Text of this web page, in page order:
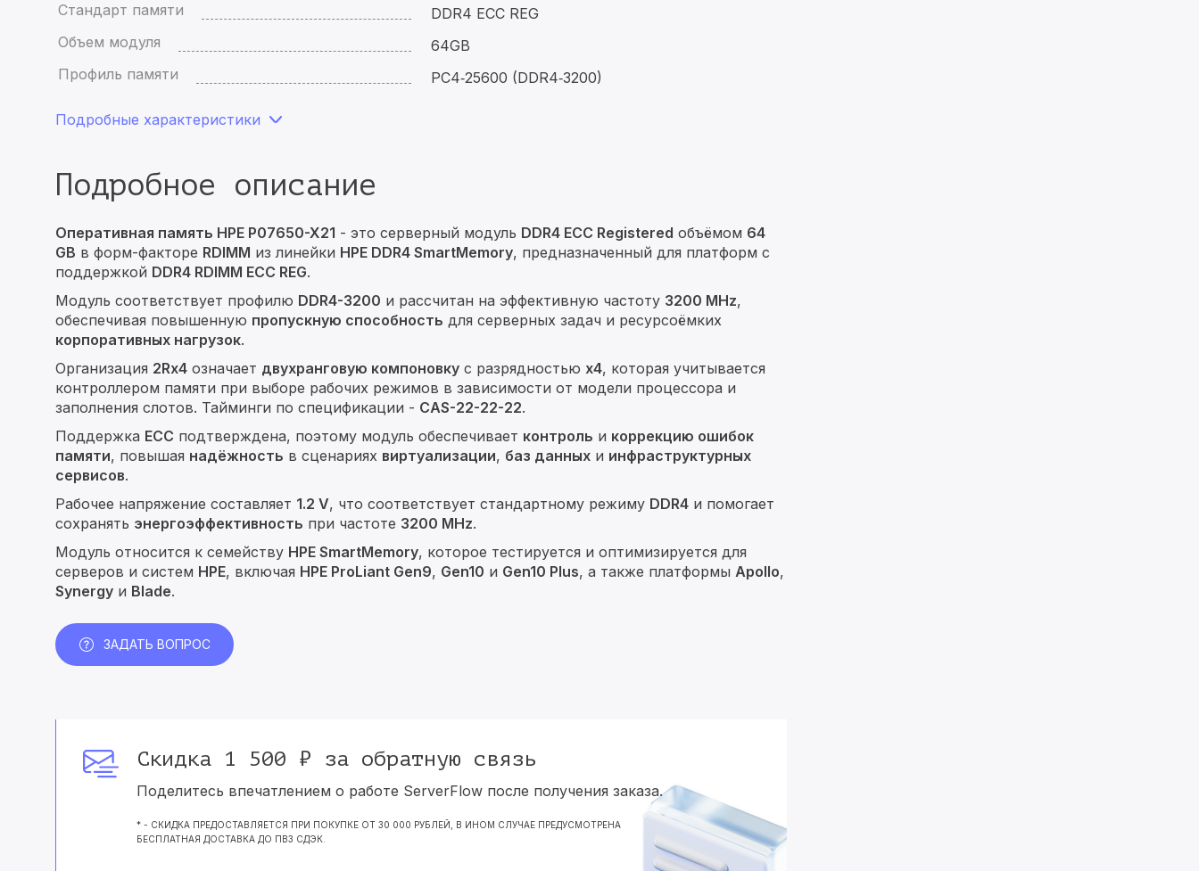
Стандарт памяти
DDR4 ECC REG
Объем модуля
64GB
Профиль памяти
PC4‑25600 (DDR4‑3200)
Подробные характеристики
Подробное описание
Оперативная память HPE P07650-X21 - это серверный модуль DDR4 ECC Registered объёмом 64
GB в форм-факторе RDIMM из линейки HPE DDR4 SmartMemory, предназначенный для платформ с
поддержкой DDR4 RDIMM ECC REG.
Модуль соответствует профилю DDR4-3200 и рассчитан на эффективную частоту 3200 MHz,
обеспечивая повышенную пропускную способность для серверных задач и ресурсоёмких
корпоративных нагрузок.
Организация 2Rx4 означает двухранговую компоновку с разрядностью x4, которая учитывается
контроллером памяти при выборе рабочих режимов в зависимости от модели процессора и
заполнения слотов. Тайминги по спецификации - CAS-22-22-22.
Поддержка ECC подтверждена, поэтому модуль обеспечивает контроль и коррекцию ошибок
памяти, повышая надёжность в сценариях виртуализации, баз данных и инфраструктурных
сервисов.
Рабочее напряжение составляет 1.2 V, что соответствует стандартному режиму DDR4 и помогает
сохранять энергоэффективность при частоте 3200 MHz.
Модуль относится к семейству HPE SmartMemory, которое тестируется и оптимизируется для
серверов и систем HPE, включая HPE ProLiant Gen9, Gen10 и Gen10 Plus, а также платформы Apollo,
Synergy и Blade.
ЗАДАТЬ ВОПРОС
Скидка 1 500 ₽ за обратную связь
Поделитесь впечатлением о работе ServerFlow после получения заказа.
* - СКИДКА ПРЕДОСТАВЛЯЕТСЯ ПРИ ПОКУПКЕ ОТ 30 000 РУБЛЕЙ, В ИНОМ СЛУЧАЕ ПРЕДУСМОТРЕНА
БЕСПЛАТНАЯ ДОСТАВКА ДО ПВЗ СДЭК.